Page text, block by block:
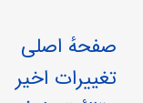
صفحهٔ اصلی
تغییرات اخیر